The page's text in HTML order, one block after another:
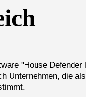
"House Defender
Unternehmen, die